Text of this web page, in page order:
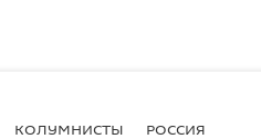
КОЛУМНИСТЫ РОССИЯ